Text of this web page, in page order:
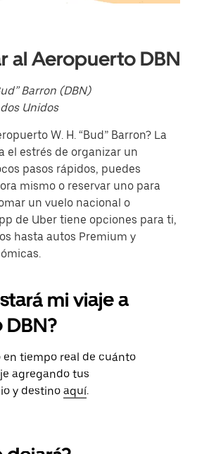
al Aeropuerto DBN
Barron (DBN)
Unidos
W. H. “Bud” Barron? La
el estrés de organizar un
pasos rápidos, puedes
mismo o reservar uno para
un vuelo nacional o
de Uber tiene opciones para ti,
hasta autos Premium y
mi viaje a
tiempo real de cuánto
agregando tus
y destino aquí.